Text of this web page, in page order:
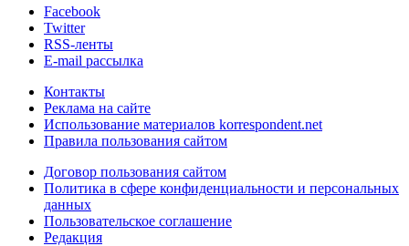
Facebook
Twitter
RSS-ленты
E-mail рассылка
Контакты
Реклама на сайте
Использование материалов korrespondent.net
Правила пользования сайтом
Договор пользования сайтом
Политика в сфере конфиденциальности и персональных
данных
Пользовательское соглашение
Редакция